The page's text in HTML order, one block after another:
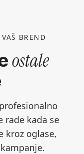
BREND
ostale
rade kada se
kroz oglase,